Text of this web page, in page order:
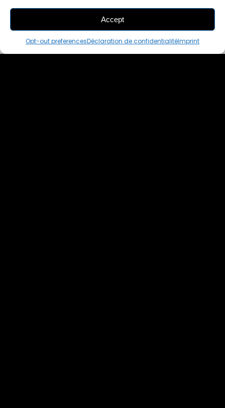
Accept
Opt-out preferencesDéclaration de confidentialitéImprint
ADD
TO CART